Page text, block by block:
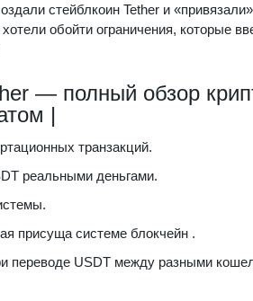
стейблкоин Tether и
обойти ограничения, которые
— полный обзор
|
транзакций.
реальными деньгами.
присуща системе блокчейн .
переводе USDT между разными